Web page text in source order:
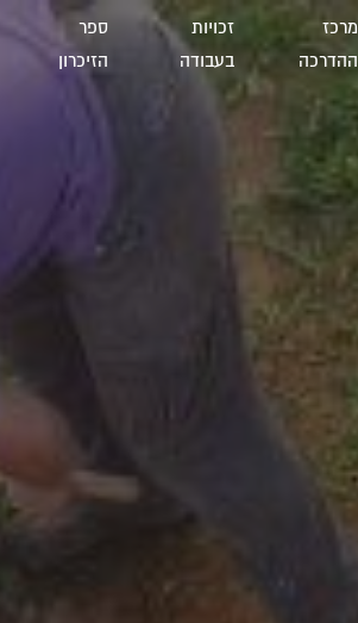
מרכז
ההדרכה
זכויות
בעבודה
ספר
הזיכרון